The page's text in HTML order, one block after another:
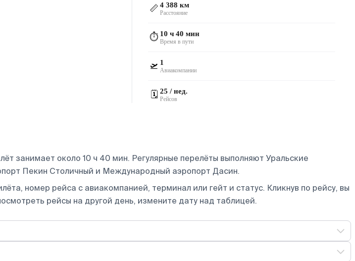
📏 4 388 км
Расстояние
⏱️ 10 ч 40 мин
Время в пути
🛫 1
Авиакомпании
🗓️ 25 / нед.
Рейсов
занимает около 10 ч 40 мин. Регулярные перелёты выполняют Уральские
Пекин Столичный и Международный аэропорт Дасин.
номер рейса с авиакомпанией, терминал или гейт и статус. Кликнув по рейсу, вы
рейсы на другой день, измените дату над таблицей.